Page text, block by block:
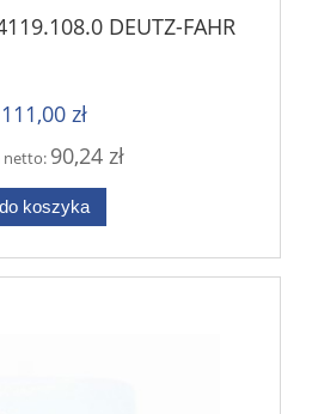
DEUTZ-FAHR
111,00 zł
netto: 90,24 zł
do koszyka